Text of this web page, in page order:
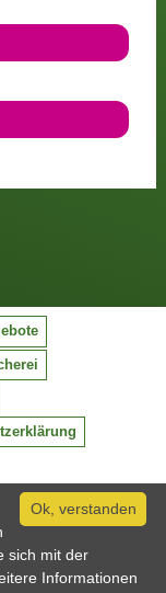
Ok, verstanden
sich mit der
Informationen